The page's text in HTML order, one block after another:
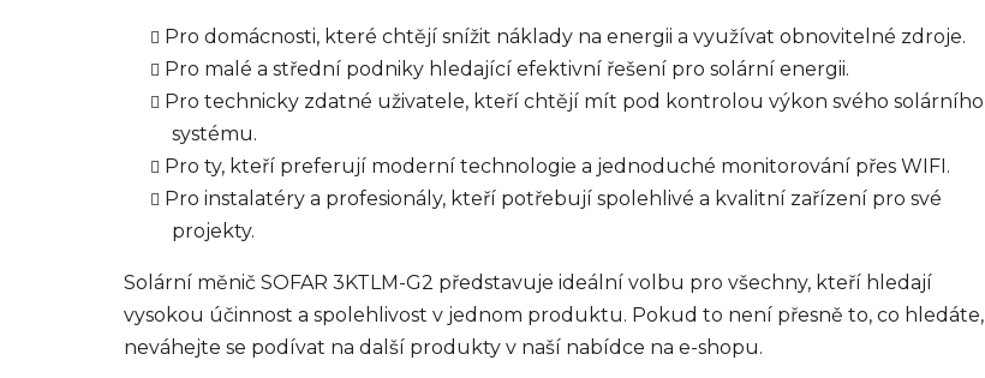
Pro domácnosti, které chtějí snížit náklady na energii a využívat obnovitelné zdroje.
Pro malé a střední podniky hledající efektivní řešení pro solární energii.
Pro technicky zdatné uživatele, kteří chtějí mít pod kontrolou výkon svého solárního
systému.
Pro ty, kteří preferují moderní technologie a jednoduché monitorování přes WIFI.
Pro instalatéry a profesionály, kteří potřebují spolehlivé a kvalitní zařízení pro své
projekty.
Solární měnič SOFAR 3KTLM-G2 představuje ideální volbu pro všechny, kteří hledají
vysokou účinnost a spolehlivost v jednom produktu. Pokud to není přesně to, co hledáte,
neváhejte se podívat na další produkty v naší nabídce na e-shopu.